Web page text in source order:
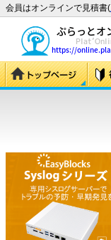
会員はオンラインで見積書(